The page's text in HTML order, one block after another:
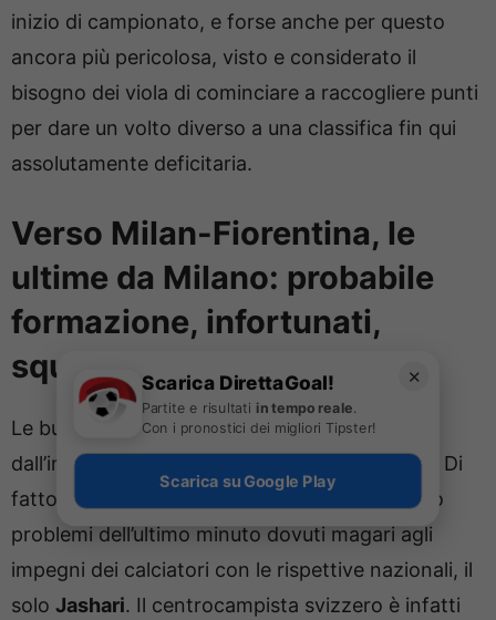
inizio di campionato, e forse anche per questo
ancora più pericolosa, visto e considerato il
bisogno dei viola di cominciare a raccogliere punti
per dare un volto diverso a una classifica fin qui
assolutamente deficitaria.
Verso Milan-Fiorentina, le
ultime da Milano: probabile
formazione, infortunati,
squalificati
Le buone notizie, per Max Allegri, vengono
dall’infermeria, ancora particolarmente vuota. Di
fatto, non dovrebbe essere della partita, salvo
problemi dell’ultimo minuto dovuti magari agli
impegni dei calciatori con le rispettive nazionali, il
solo Jashari. Il centrocampista svizzero è infatti
✕
Scarica DirettaGoal!
Partite e risultati in tempo reale.
Con i pronostici dei migliori Tipster!
Scarica su Google Play